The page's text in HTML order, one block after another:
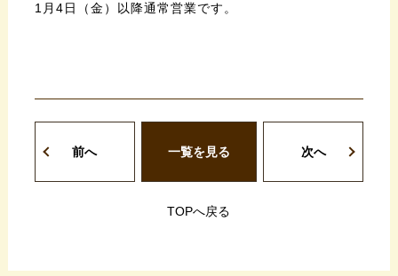
1月4日（金）以降通常営業です。
前へ 一覧を見る 次へ
TOPへ戻る